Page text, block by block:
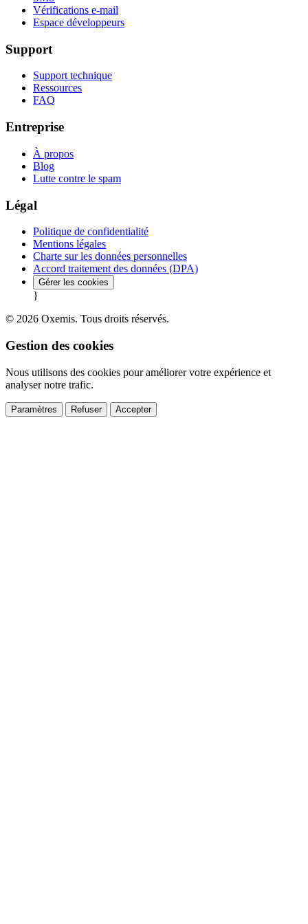
Vérifications e-mail
Espace développeurs
Support
Support technique
Ressources
FAQ
Entreprise
À propos
Blog
Lutte contre le spam
Légal
Politique de confidentialité
Mentions légales
Charte sur les données personnelles
Accord traitement des données (DPA)
Gérer les cookies
}
© 2026 Oxemis. Tous droits réservés.
Gestion des cookies
Nous utilisons des cookies pour améliorer votre expérience et
analyser notre trafic.
Paramètres Refuser Accepter